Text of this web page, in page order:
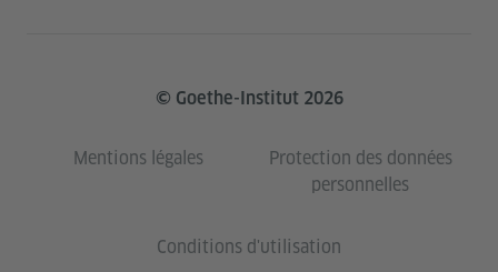
© Goethe-Institut 2026
Mentions légales
Protection des données
personnelles
Conditions d'utilisation